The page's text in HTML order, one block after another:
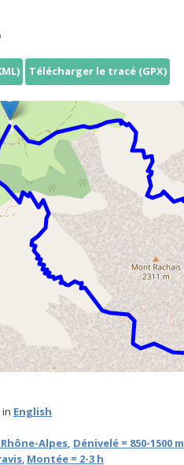
Télécharger le tracé (GPX)
English
Alpes, Dénivelé = 850-1500 m
, Montée = 2-3 h